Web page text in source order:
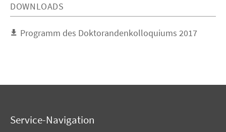
DOWNLOADS
Programm des Doktorandenkolloquiums 2017
Service-Navigation